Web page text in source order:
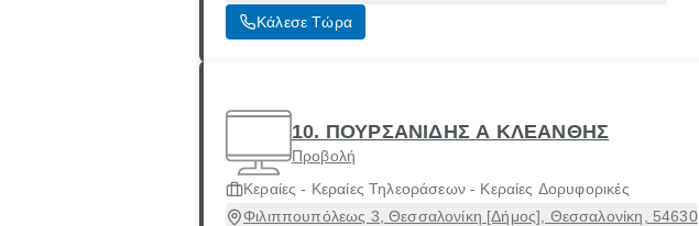
Κάλεσε Τώρα
10. ΠΟΥΡΣΑΝΙΔΗΣ Α ΚΛΕΑΝΘΗΣ
Προβολή
Κεραίες - Κεραίες Τηλεοράσεων - Κεραίες Δορυφορικές
Φιλιππουπόλεως 3, Θεσσαλονίκη [Δήμος], Θεσσαλονίκη, 54630